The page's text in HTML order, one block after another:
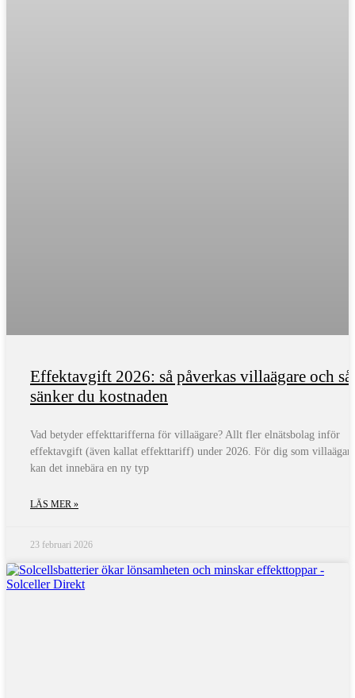
Effektavgift 2026: så påverkas villaägare och så
sänker du kostnaden
Vad betyder effekttarifferna för villaägare? Allt fler elnätsbolag inför
effektavgift (även kallat effekttariff) under 2026. För dig som villaägare
kan det innebära en ny typ
LÄS MER »
23 februari 2026